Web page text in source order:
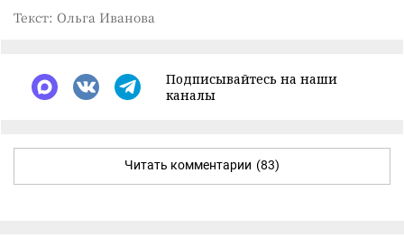
Текст: Ольга Иванова
Подписывайтесь на наши
каналы
Читать комментарии (83)